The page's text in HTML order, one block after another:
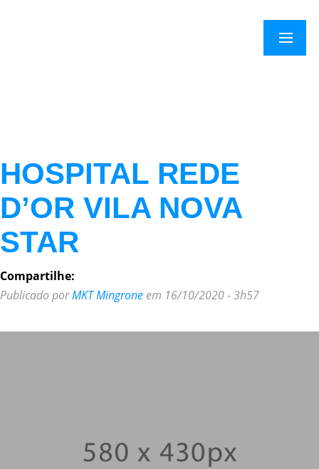
×
Menu
HOSPITAL REDE
D’OR VILA NOVA
STAR
Compartilhe:
Publicado porMKT Mingrone em 16/10/2020 - 3h57